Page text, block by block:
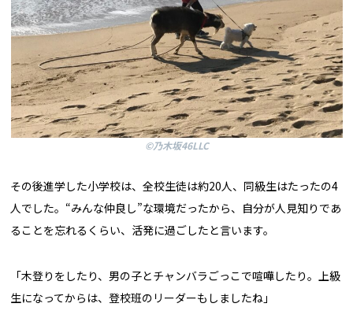
©乃木坂46LLC
その後進学した小学校は、全校生徒は約20人、同級生はたったの4
人でした。“みんな仲良し”な環境だったから、自分が人見知りであ
ることを忘れるくらい、活発に過ごしたと言います。
「木登りをしたり、男の子とチャンバラごっこで喧嘩したり。上級
生になってからは、登校班のリーダーもしましたね」